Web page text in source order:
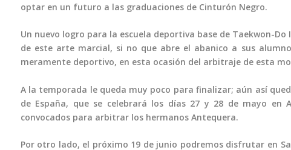
optar en un futuro a las graduaciones de Cinturón Negro.
Un nuevo logro para la escuela deportiva base de Taekwon-
de este arte marcial, si no que abre el abanico a sus
meramente deportivo, en esta ocasión del arbitraje de esta
A la temporada le queda muy poco para finalizar; aún así
de España, que se celebrará los días 27 y 28 de mayo
convocados para arbitrar los hermanos Antequera.
Por otro lado, el próximo 19 de junio podremos disfrutar en